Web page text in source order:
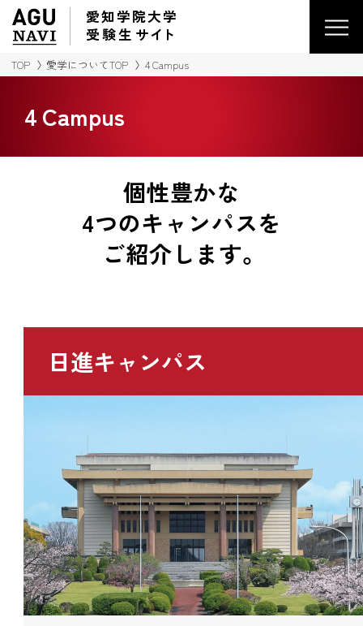
愛知学院大学
受験生 サイ ト
TOP 愛学についてTOP 4 Campus
4 Campus
個性豊かな
4つのキャンパスを
ご紹介します。
日進キャンパス